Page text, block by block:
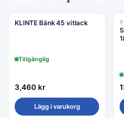
KLINTE Bänk 45 vitlack
Tillgänglig
3,460 kr
Lägg i varukorg